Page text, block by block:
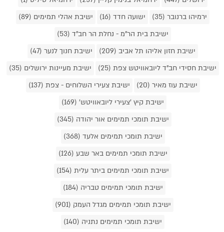
ירמיהו ברנובר (35)
ישועה חדד (16)
ישיבת אהלי תמימים (89)
ישיבת בית הר"מ - נחלת הר חב"ד (53)
ישיבת חזון אליהו תל אביב (209)
ישיבת חנוך לנער (47)
ישיבת חסידי חב"ד ליובאוויטש צפת (25)
ישיבת מעיינות ירושלים (35)
ישיבת עוז מאיר (20)
ישיבת צעירי השלוחים - צפת (137)
ישיבת קיץ 'צעירי ליובאוויטש' (169)
ישיבת תומכי תמימים אור יהודה (345)
ישיבת תומכי תמימים אלעד (368)
ישיבת תומכי תמימים באר שבע (126)
ישיבת תומכי תמימים ביתר עלית (154)
ישיבת תומכי תמימים טבריה (184)
ישיבת תומכי תמימים מגדל העמק (901)
ישיבת תומכי תמימים נתניה (140)